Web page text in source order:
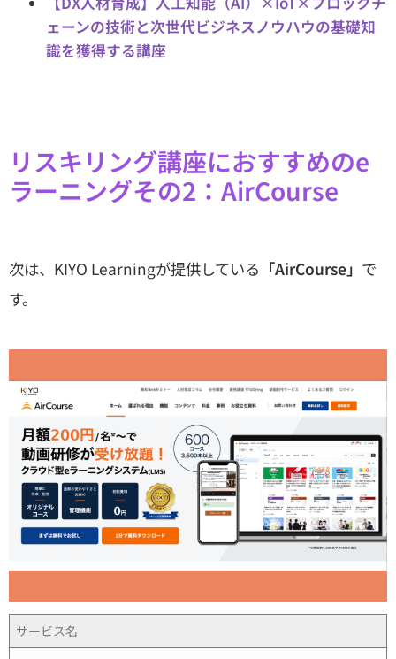
ェーンの技術と次世代ビジネスノウハウの基礎知
識を獲得する講座
リスキリング講座におすすめのe
ラーニングその2：AirCourse
次は、KIYO Learningが提供している 「AirCourse」 で
す。
サービス名